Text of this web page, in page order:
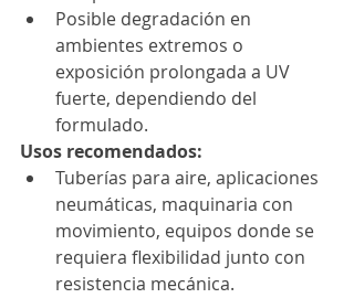
Posible degradación en
ambientes extremos o
exposición prolongada a UV
fuerte, dependiendo del
formulado.
Usos recomendados:
Tuberías para aire, aplicaciones
neumáticas, maquinaria con
movimiento, equipos donde se
requiera flexibilidad junto con
resistencia mecánica.